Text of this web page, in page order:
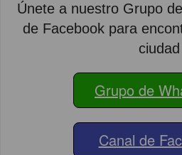
Únete a nuestro Grupo
de Facebook para
ciudad
Grupo de
Canal de